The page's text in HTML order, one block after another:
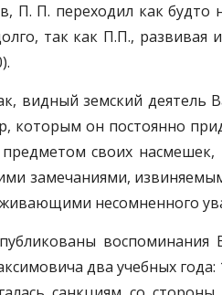
П. П. переходил как будто
так как П.П.,
видный земский деятель
которым он постоянно
предметом своих
замечаниями,
несомненного
два учебных года: